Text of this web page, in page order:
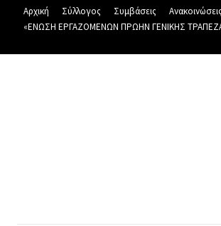
Αρχική Σύλλογος Συμβάσεις Ανακοινώσεις
«ΕΝΩΣΗ ΕΡΓΑΖΟΜΕΝΩΝ ΠΡΩΗΝ ΓΕΝΙΚΗΣ